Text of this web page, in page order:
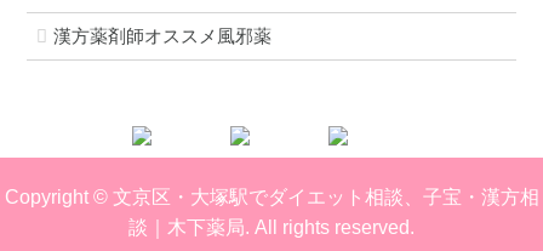
漢方薬剤師オススメ風邪薬
Copyright © 文京区・大塚駅でダイエット相談、子宝・漢方相
談｜木下薬局. All rights reserved.